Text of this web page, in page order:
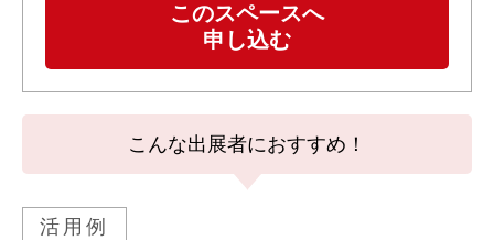
このスペースへ
申し込む
こんな出展者におすすめ！
活用例